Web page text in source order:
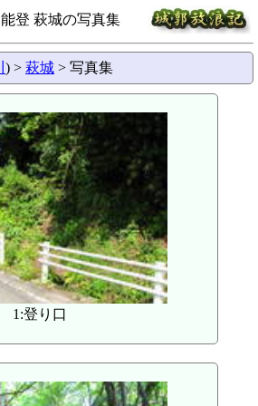
能登 萩城の写真集
) > 萩城 > 写真集
1:登り口